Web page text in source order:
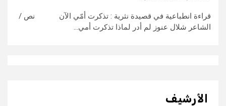
قراءة انطباعية في قصيدة نثرية : تذكرت أمّي الآن نص /
الشاعر شلال عنوز لم أدر لماذا تذكرت أمي...
الأرشيف